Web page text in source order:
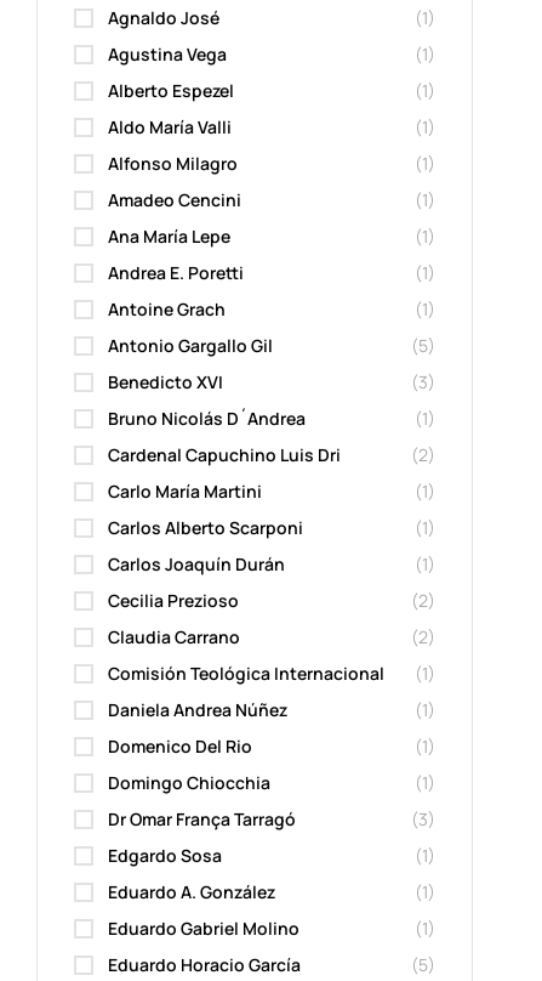
Agnaldo José
(1)
Agustina Vega
(1)
Alberto Espezel
(1)
Aldo María Valli
(1)
Alfonso Milagro
(1)
Amadeo Cencini
(1)
Ana María Lepe
(1)
Andrea E. Poretti
(1)
Antoine Grach
(1)
Antonio Gargallo Gil
(5)
Benedicto XVI
(3)
Bruno Nicolás D´Andrea
(1)
Cardenal Capuchino Luis Dri
(2)
Carlo María Martini
(1)
Carlos Alberto Scarponi
(1)
Carlos Joaquín Durán
(1)
Cecilia Prezioso
(2)
Claudia Carrano
(2)
Comisión Teológica Internacional
(1)
Daniela Andrea Núñez
(1)
Domenico Del Rio
(1)
Domingo Chiocchia
(1)
Dr Omar França Tarragó
(3)
Edgardo Sosa
(1)
Eduardo A. González
(1)
Eduardo Gabriel Molino
(1)
Eduardo Horacio García
(5)